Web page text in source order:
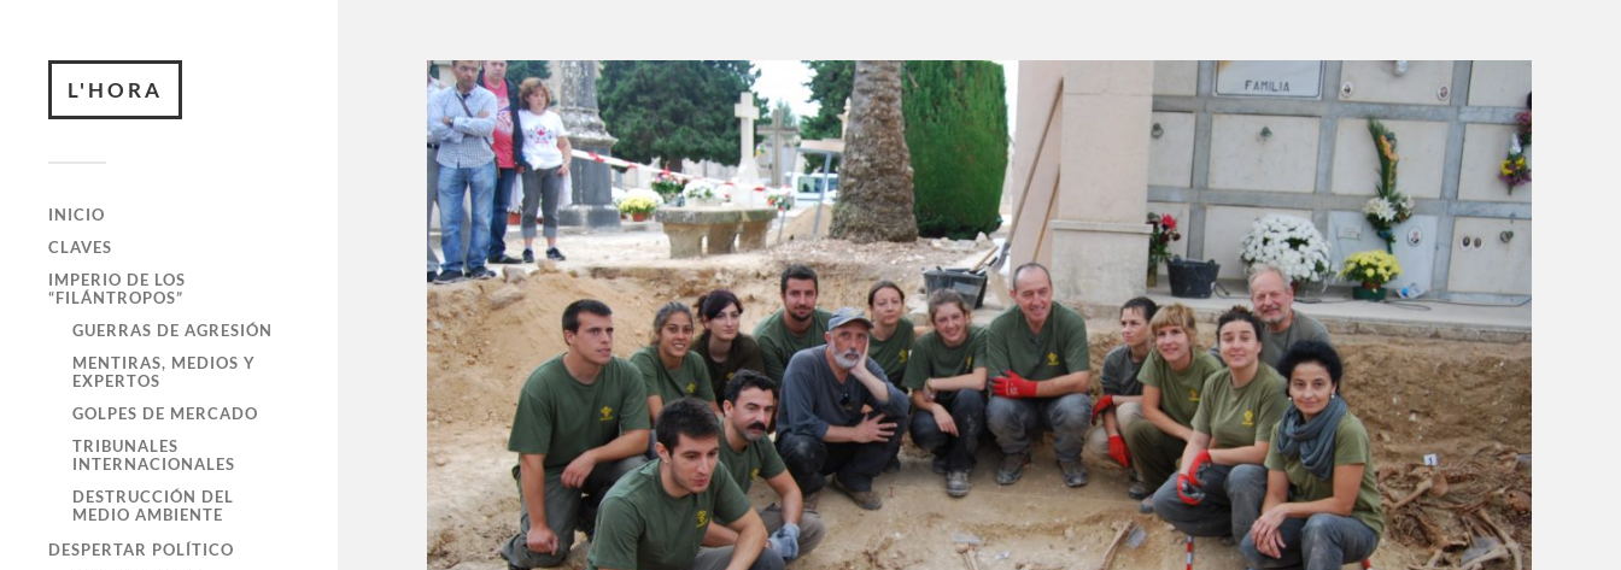
L'HORA
INICIO
CLAVES
IMPERIO DE LOS
“FILÁNTROPOS”
GUERRAS DE AGRESIÓN
MENTIRAS, MEDIOS Y
EXPERTOS
GOLPES DE MERCADO
TRIBUNALES
INTERNACIONALES
DESTRUCCIÓN DEL
MEDIO AMBIENTE
DESPERTAR POLÍTICO